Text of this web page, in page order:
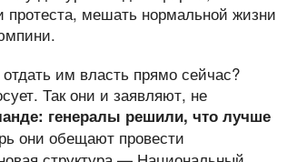
протеста, мешать нормальной жизни
им власть прямо сейчас?
Так они и заявляют, не
генералы решили, что лучше
они обещают провести